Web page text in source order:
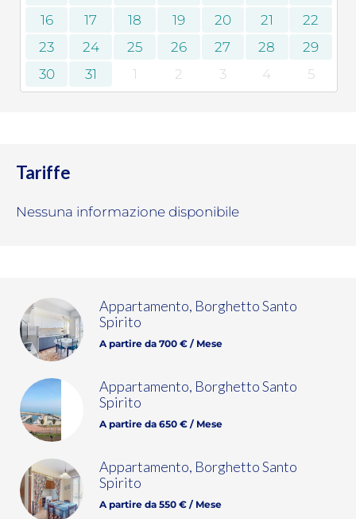
16
17 18 19 20 21
22
23
24 25 26 27 28
29
30
31 1 2 3 4 5
Tariffe
Nessuna informazione disponibile
Appartamento, Borghetto Santo
Spirito
A partire da 700 € / Mese
Appartamento, Borghetto Santo
Spirito
A partire da 650 € / Mese
Appartamento, Borghetto Santo
Spirito
A partire da 550 € / Mese